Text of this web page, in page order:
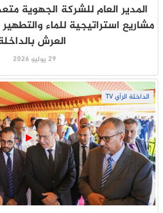
المدير العام للشركة الجهوية
مشاريع استراتيجية للماء
العرش
29 يوليو 2026
الداخلة الرأي TV